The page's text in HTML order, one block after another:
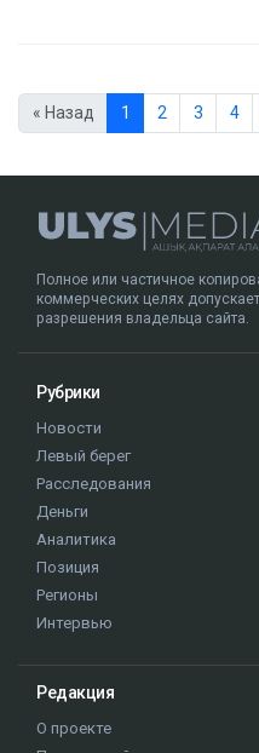
« Назад 1 2 3 4
Полное или частичное
коммерческих целях
разрешения владельца сайта.
Рубрики
Новости
Левый берег
Расследования
Деньги
Аналитика
Позиция
Регионы
Интервью
Редакция
О проекте